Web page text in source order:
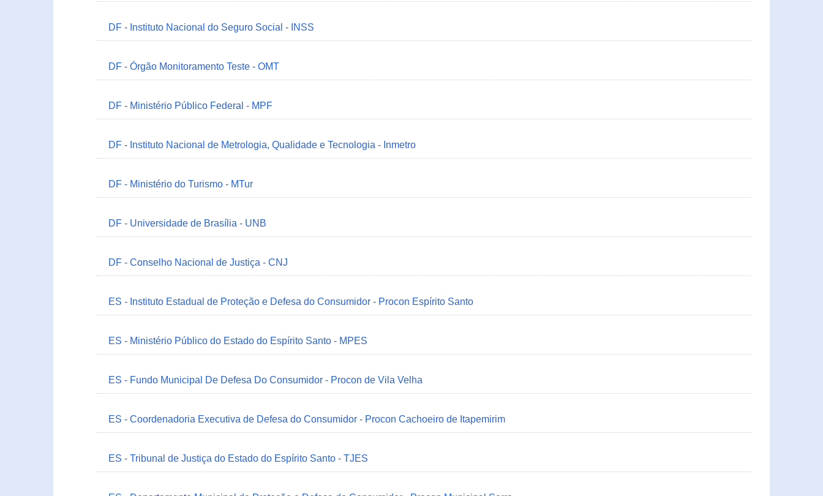
DF - Instituto Nacional do Seguro Social - INSS
DF - Órgão Monitoramento Teste - OMT
DF - Ministério Público Federal - MPF
DF - Instituto Nacional de Metrologia, Qualidade e Tecnologia - Inmetro
DF - Ministério do Turismo - MTur
DF - Universidade de Brasília - UNB
DF - Conselho Nacional de Justiça - CNJ
ES - Instituto Estadual de Proteção e Defesa do Consumidor - Procon Espírito Santo
ES - Ministério Público do Estado do Espírito Santo - MPES
ES - Fundo Municipal De Defesa Do Consumidor - Procon de Vila Velha
ES - Coordenadoria Executiva de Defesa do Consumidor - Procon Cachoeiro de Itapemirim
ES - Tribunal de Justiça do Estado do Espírito Santo - TJES